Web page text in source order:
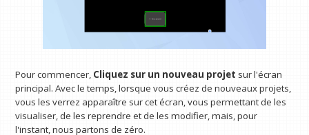
Pour commencer, Cliquez sur un nouveau projet sur l'écran
principal. Avec le temps, lorsque vous créez de nouveaux projets,
vous les verrez apparaître sur cet écran, vous permettant de les
visualiser, de les reprendre et de les modifier, mais, pour
l'instant, nous partons de zéro.